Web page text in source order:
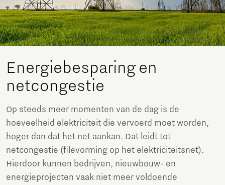
Energiebesparing en
netcongestie
Op steeds meer momenten van de dag is de
hoeveelheid elektriciteit die vervoerd moet worden,
hoger dan dat het net aankan. Dat leidt tot
netcongestie (filevorming op het elektriciteitsnet).
Hierdoor kunnen bedrijven, nieuwbouw- en
energieprojecten vaak niet meer voldoende